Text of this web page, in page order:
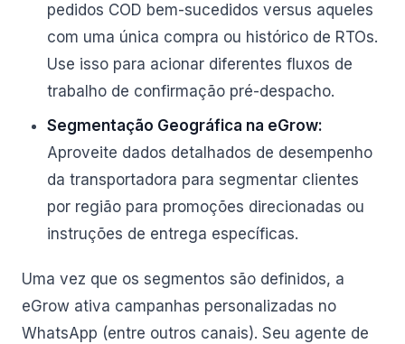
pedidos COD bem-sucedidos versus aqueles
com uma única compra ou histórico de RTOs.
Use isso para acionar diferentes fluxos de
trabalho de confirmação pré-despacho.
Segmentação Geográfica na eGrow:
Aproveite dados detalhados de desempenho
da transportadora para segmentar clientes
por região para promoções direcionadas ou
instruções de entrega específicas.
Uma vez que os segmentos são definidos, a
eGrow ativa campanhas personalizadas no
WhatsApp (entre outros canais). Seu agente de